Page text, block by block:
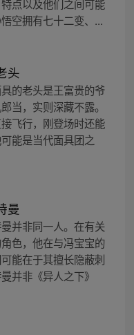
点以及他们之间可能
空拥有七十二变、...
头
的老头是王富贵的爷
当，实则深藏不露。
飞行，刚登场时还能
能是当代面具团之
曼
并非同一人。在有关
色，他在与冯宝宝的
能在于其擅长隐蔽刺
并非《异人之下》